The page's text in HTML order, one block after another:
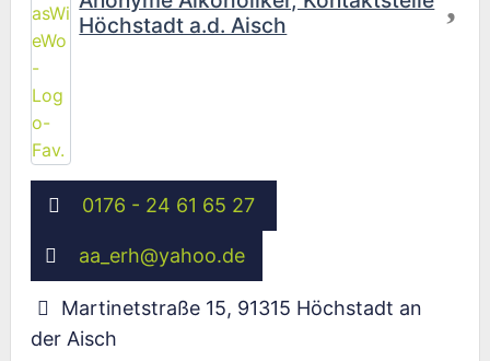
Höchstadt a.d. Aisch
0176 - 24 61 65 27
aa_erh@yahoo.de
Martinetstraße 15, 91315 Höchstadt an
der Aisch